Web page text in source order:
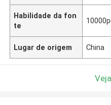
Habilidade da fon
te
Lugar de origem China